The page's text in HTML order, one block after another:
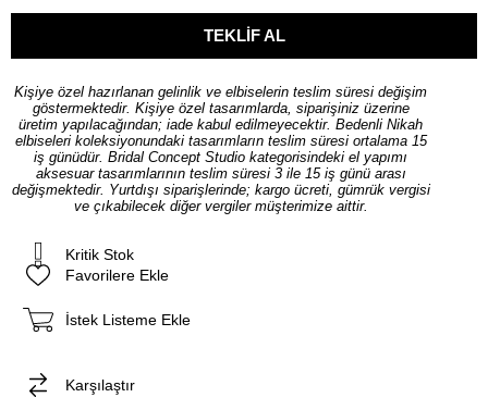
Kişiye özel hazırlanan gelinlik ve elbiselerin teslim süresi değişim
göstermektedir. Kişiye özel tasarımlarda, siparişiniz üzerine
üretim yapılacağından; iade kabul edilmeyecektir. Bedenli Nikah
elbiseleri koleksiyonundaki tasarımların teslim süresi ortalama 15
iş günüdür. Bridal Concept Studio kategorisindeki el yapımı
aksesuar tasarımlarının teslim süresi 3 ile 15 iş günü arası
değişmektedir. Yurtdışı siparişlerinde; kargo ücreti, gümrük vergisi
ve çıkabilecek diğer vergiler müşterimize aittir.
Kritik Stok
Favorilere Ekle
İstek Listeme Ekle
Karşılaştır